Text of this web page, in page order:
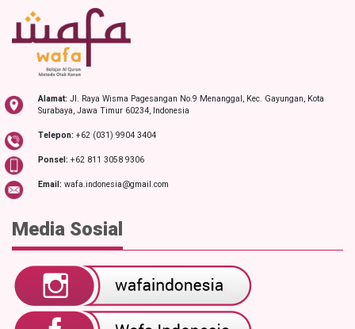
Alamat: Jl. Raya Wisma Pagesangan No.9 Menanggal, Kec. Gayungan, Kota
Surabaya, Jawa Timur 60234, Indonesia
Telepon: +62 (031) 9904 3404
Ponsel: +62 811 3058 9306
Email: wafa.indonesia@gmail.com
Media Sosial